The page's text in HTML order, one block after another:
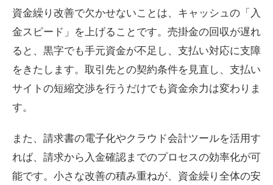
資金繰り改善で欠かせないことは、キャッシュの「入
金スピード」を上げることです。売掛金の回収が遅れ
ると、黒字でも手元資金が不足し、支払い対応に支障
をきたします。取引先との契約条件を見直し、支払い
サイトの短縮交渉を行うだけでも資金余力は変わりま
す。
また、請求書の電子化やクラウド会計ツールを活用す
れば、請求から入金確認までのプロセスの効率化が可
能です。小さな改善の積み重ねが、資金繰り全体の安